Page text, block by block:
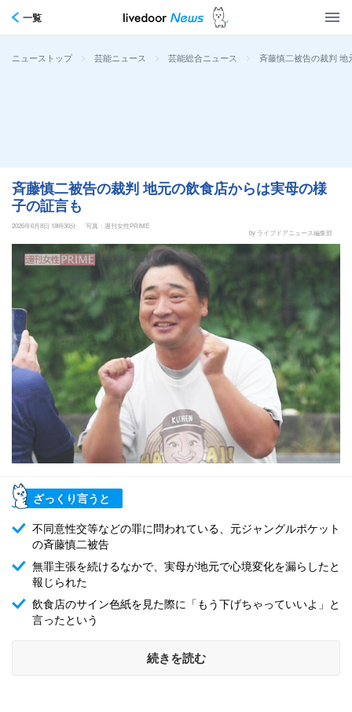
一覧
ニューストップ > 芸能ニュース > 芸能総合ニュース > 斉藤慎二被告の裁判
斉藤慎二被告の裁判 地元の飲食店からは実母の様
子の証言も
2026年6月8日 18時30分
写真：週刊女性PRIME
by ライブドアニュース編集部
ざっくり言うと
不同意性交等などの罪に問われている、元ジャングルポケット
の斉藤慎二被告
無罪主張を続けるなかで、実母が地元で心境変化を漏らしたと
報じられた
飲食店のサイン色紙を見た際に「もう下げちゃっていいよ」と
言ったという
続きを読む